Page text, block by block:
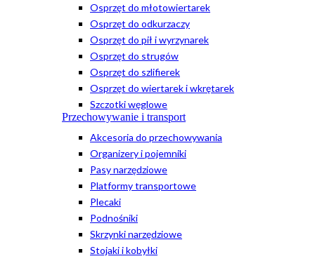
Osprzęt do młotowiertarek
Osprzęt do odkurzaczy
Osprzęt do pił i wyrzynarek
Osprzęt do strugów
Osprzęt do szlifierek
Osprzęt do wiertarek i wkrętarek
Szczotki węglowe
Przechowywanie i transport
Akcesoria do przechowywania
Organizery i pojemniki
Pasy narzędziowe
Platformy transportowe
Plecaki
Podnośniki
Skrzynki narzędziowe
Stojaki i kobyłki